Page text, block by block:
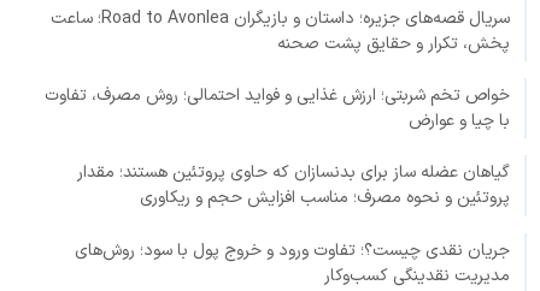
سریال قصه‌های جزیره؛ داستان و بازیگران Road to Avonlea؛ ساعت
پخش، تکرار و حقایق پشت صحنه
خواص تخم شربتی؛ ارزش غذایی و فواید احتمالی؛ روش مصرف، تفاوت
با چیا و عوارض
گیاهان عضله ساز برای بدنسازان که حاوی پروتئین هستند؛ مقدار
پروتئین و نحوه مصرف؛ مناسب افزایش حجم و ریکاوری
جریان نقدی چیست؟؛ تفاوت ورود و خروج پول با سود؛ روش‌های
مدیریت نقدینگی کسب‌وکار